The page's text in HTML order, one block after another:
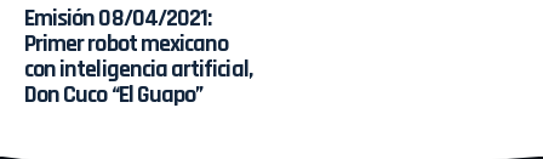
Emisión 08/04/2021:
Primer robot mexicano
con inteligencia artificial,
Don Cuco “El Guapo”